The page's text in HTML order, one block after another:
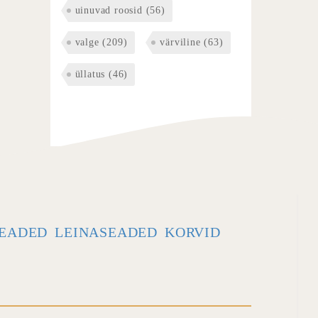
uinuvad roosid (56)
valge (209) värviline (63)
üllatus (46)
LEINASEADED KORVID